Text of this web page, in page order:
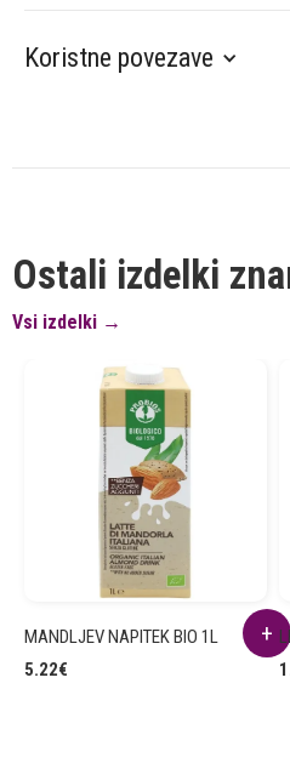
Koristne povezave
Ostali izdelki
Vsi izdelki →
MANDLJEV NAPITEK BIO 1L
5.22€